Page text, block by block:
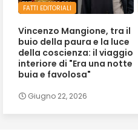
FATTI EDITORIALI
Vincenzo Mangione, tra il
buio della paura e la luce
della coscienza: il viaggio
interiore di "Era una notte
buia e favolosa"
Giugno 22, 2026